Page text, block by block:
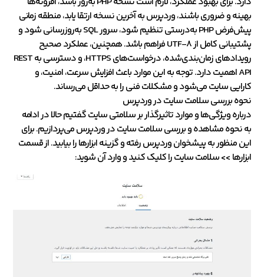
بهینه و ضروری باشند، وردپرس به آخرین نسخه ارتقا یابد، منطقه زمانی
پیش‌فرض PHP به‌درستی تنظیم شود، سرور SQL به‌روزرسانی شود و
پشتیبانی کامل از UTF-8 فراهم باشد. همچنین، عملکرد صحیح
رویدادهای زمان‌بندی‌شده، درخواست‌های HTTPS، و دسترسی به REST
API اهمیت دارد. توجه به این موارد باعث افزایش سرعت، امنیت، و
کارایی سایت می‌شود و مشکلات فنی را به حداقل می‌رساند.
نحوه بررسی سلامت سایت در وردپرس
درباره ویژگی‌ها و موارد تاثیرگذار بر سلامتی سایت گفتیم حالا در ادامه
به نحوه مشاهده و بررسی سلامت سایت در وردپرس می‌پردازیم. برای
این منظور به پیشخوان وردپرس رفته و گزینه ابزارها را بیابید. از قسمت
ابزارها >> سلامت سایت را کلیک کنید و وارد آن شوید: